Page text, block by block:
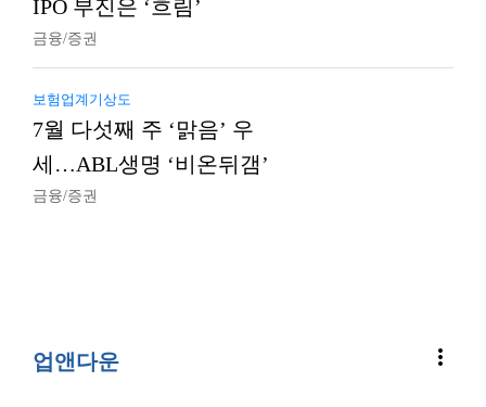
IPO 부진은 ‘흐림’
금융/증권
보험업계기상도
7월 다섯째 주 ‘맑음’ 우
세…ABL생명 ‘비온뒤갬’
금융/증권
업앤다운 more_vert